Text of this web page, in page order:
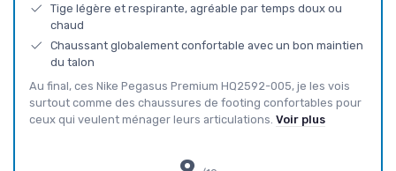
Tige légère et respirante, agréable par temps doux ou
chaud
Chaussant globalement confortable avec un bon maintien
du talon
Au final, ces Nike Pegasus Premium HQ2592-005, je les vois
surtout comme des chaussures de footing confortables pour
ceux qui veulent ménager leurs articulations. Voir plus